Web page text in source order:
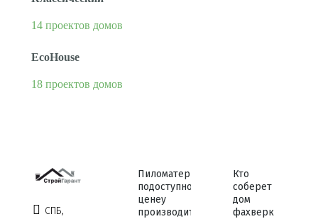
14 проектов домов
EcoHouse
18 проектов домов
СПБ,
Пиломатериалы
по доступной
цене у
производителя
Кто
соберет
дом
фахверк